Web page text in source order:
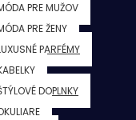
PRE MUŽOV
PRE ŽENY
PARFÉMY
DOPLNKY